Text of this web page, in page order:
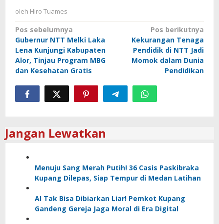
oleh Hiro Tuames
Navigasi
pos
Pos sebelumnya
Gubernur NTT Melki Laka
Lena Kunjungi Kabupaten
Alor, Tinjau Program MBG
dan Kesehatan Gratis
Pos berikutnya
Kekurangan Tenaga
Pendidik di NTT Jadi
Momok dalam Dunia
Pendidikan
Jangan Lewatkan
Menuju Sang Merah Putih! 36 Casis Paskibraka
Kupang Dilepas, Siap Tempur di Medan Latihan
AI Tak Bisa Dibiarkan Liar! Pemkot Kupang
Gandeng Gereja Jaga Moral di Era Digital